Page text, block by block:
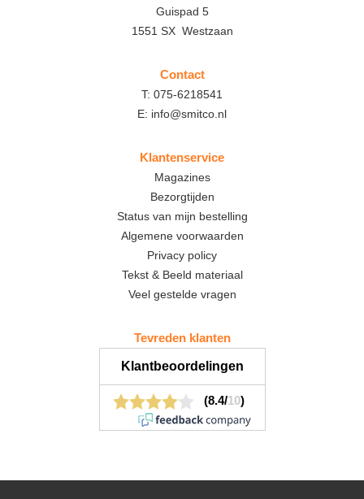
Guispad 5
1551 SX Westzaan
Contact
T: 075-6218541
E: info@smitco.nl
Klantenservice
Magazines
Bezorgtijden
Status van mijn bestelling
Algemene voorwaarden
Privacy policy
Tekst & Beeld materiaal
Veel gestelde vragen
Tevreden klanten